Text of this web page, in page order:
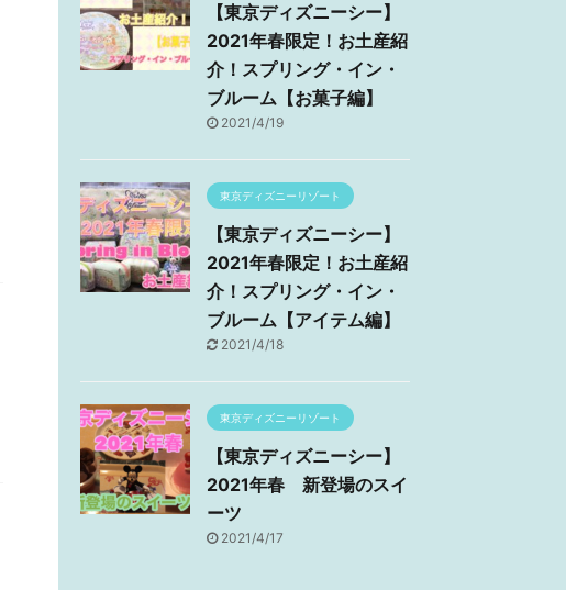
【東京ディズニーシー】
2021年春限定！お土産紹
介！スプリング・イン・
ブルーム【お菓子編】
2021/4/19
東京ディズニーリゾート
【東京ディズニーシー】
2021年春限定！お土産紹
介！スプリング・イン・
ブルーム【アイテム編】
2021/4/18
東京ディズニーリゾート
【東京ディズニーシー】
2021年春 新登場のスイ
ーツ
2021/4/17